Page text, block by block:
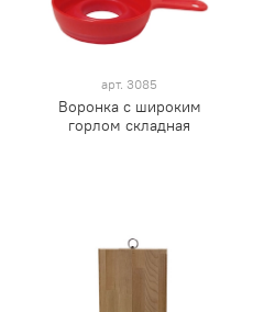
арт. 3085
Воронка с широким
горлом складная